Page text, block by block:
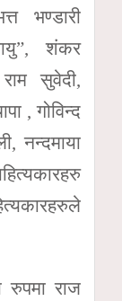
भण्डारी
शंकर
सुवेदी,
, गोविन्द
नन्दमाया
रुपमा राज